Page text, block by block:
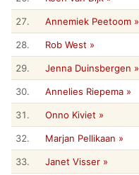
27. Annemiek Peetoom »
28. Rob West »
29. Jenna Duinsbergen »
30. Annelies Riepema »
31. Onno Kiviet »
32. Marjan Pellikaan »
33. Janet Visser »